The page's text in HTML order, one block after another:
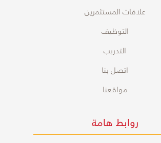
علاقات المستثمرين
التوظيف
التدريب
اتصل بنا
مواقعنا
روابط هامة